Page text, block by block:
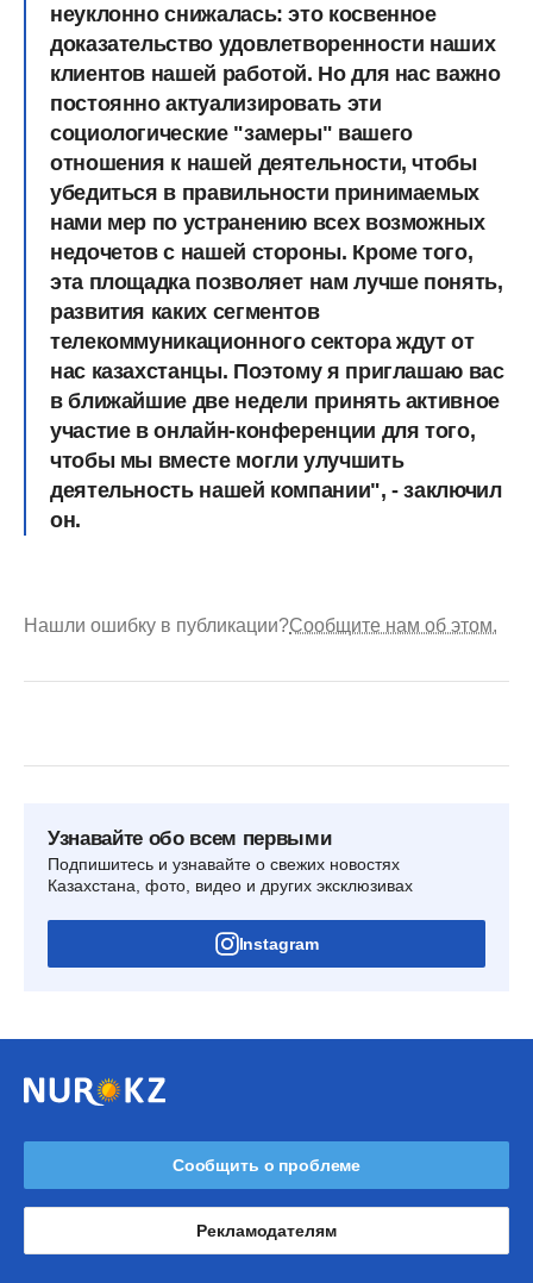
неуклонно снижалась: это косвенное
доказательство удовлетворенности наших
клиентов нашей работой. Но для нас важно
постоянно актуализировать эти
социологические "замеры" вашего
отношения к нашей деятельности, чтобы
убедиться в правильности принимаемых
нами мер по устранению всех возможных
недочетов с нашей стороны. Кроме того,
эта площадка позволяет нам лучше понять,
развития каких сегментов
телекоммуникационного сектора ждут от
нас казахстанцы. Поэтому я приглашаю вас
в ближайшие две недели принять активное
участие в онлайн-конференции для того,
чтобы мы вместе могли улучшить
деятельность нашей компании", - заключил
он.
Нашли ошибку в публикации?Сообщите нам об этом.
Узнавайте обо всем первыми
Подпишитесь и узнавайте о свежих новостях
Казахстана, фото, видео и других эксклюзивах
Instagram
Сообщить о проблеме
Рекламодателям